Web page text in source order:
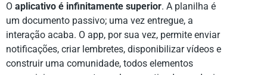
O aplicativo é infinitamente superior. A planilha é
um documento passivo; uma vez entregue, a
interação acaba. O app, por sua vez, permite enviar
notificações, criar lembretes, disponibilizar vídeos e
construir uma comunidade, todos elementos